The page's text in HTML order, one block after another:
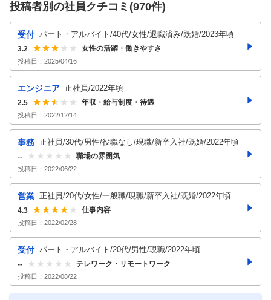
投稿者別の社員クチコミ(970件)
受付 パート・アルバイト/40代/女性/退職済み/既婚/2023年頃
3.2 女性の活躍・働きやすさ
投稿日： 2025/04/16
エンジニア 正社員/2022年頃
2.5 年収・給与制度・待遇
投稿日： 2022/12/14
事務 正社員/30代/男性/役職なし/現職/新卒入社/既婚/2022年頃
-- 職場の雰囲気
投稿日： 2022/06/22
営業 正社員/20代/女性/一般職/現職/新卒入社/既婚/2022年頃
4.3 仕事内容
投稿日： 2022/02/28
受付 パート・アルバイト/20代/男性/現職/2022年頃
-- テレワーク・リモートワーク
投稿日： 2022/08/22